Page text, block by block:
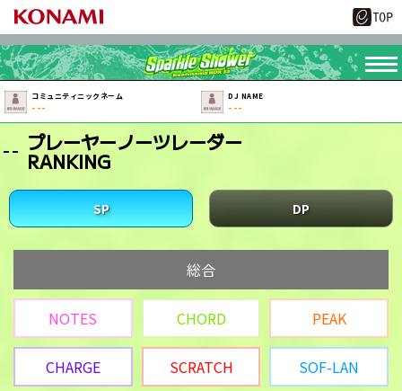
コミュニティニックネーム
---
DJ NAME
---
プレーヤーノーツレーダー
RANKING
SP DP
総合
NOTES CHORD PEAK
CHARGE SCRATCH SOF-LAN